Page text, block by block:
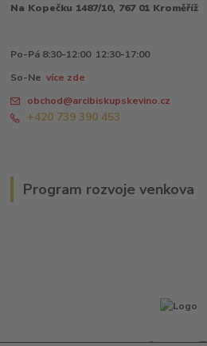
Na Kopečku 1487/10, 767 01 Kroměříž
Po-Pá 8:30-12:00 12:30-17:00
So-Nevíce zde
obchod@arcibiskupskevino.cz
+420 739 390 453
Program rozvoje venkova